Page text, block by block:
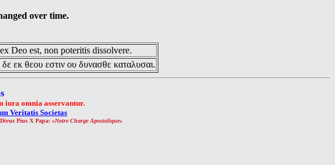
over time.
Deo est, non poteritis dissolvere.
εκ θεου εστιν ου δυνασθε καταλυσαι.
iura omnia asservantur.
Veritatis Societas
Pius X Papa: «Notre Charge Apostolique»